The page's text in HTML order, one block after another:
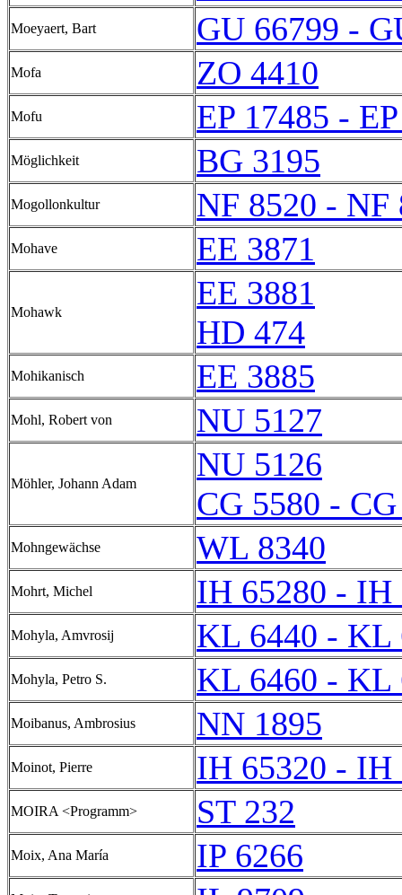
Moeyaert, Bart GU 66799 -
Mofa ZO 4410
Mofu EP 17485 -
Möglichkeit BG 3195
Mogollonkultur NF 8520 - NF
Mohave EE 3871
Mohawk
EE 3881
HD 474
Mohikanisch EE 3885
Mohl, Robert von NU 5127
Möhler, Johann Adam
NU 5126
CG 5580 -
Mohngewächse WL 8340
Mohrt, Michel IH 65280 - IH
Mohyla, Amvrosij KL 6440 - KL
Mohyla, Petro S. KL 6460 - KL
Moibanus, Ambrosius NN 1895
Moinot, Pierre IH 65320 - IH
MOIRA <Programm> ST 232
Moix, Ana María IP 6266